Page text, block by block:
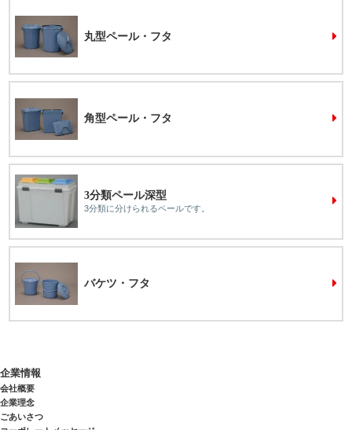
丸型ペール・フタ
角型ペール・フタ
3分類ペール深型
3分類に分けられるペールです。
バケツ・フタ
企業情報
会社概要
企業理念
ごあいさつ